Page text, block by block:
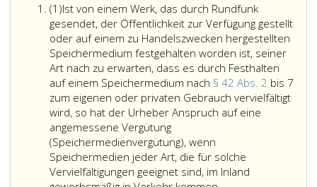
(1)Absatz
eins
Ist von einem Werk, das durch Rundfunk
gesendet, der Öffentlichkeit zur Verfügung gestellt
oder auf einem zu Handelszwecken hergestellten
Speichermedium festgehalten worden ist, seiner
Art nach zu erwarten, dass es durch Festhalten
auf einem Speichermedium nach § 42 Abs. 2 bis 7
zum eigenen oder privaten Gebrauch vervielfältigt
wird, so hat der Urheber Anspruch auf eine
angemessene Vergütung
(Speichermedienvergütung), wenn
Speichermedien jeder Art, die für solche
Vervielfältigungen geeignet sind, im Inland